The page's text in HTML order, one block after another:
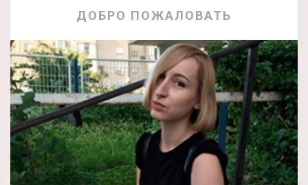
ДОБРО ПОЖАЛОВАТЬ